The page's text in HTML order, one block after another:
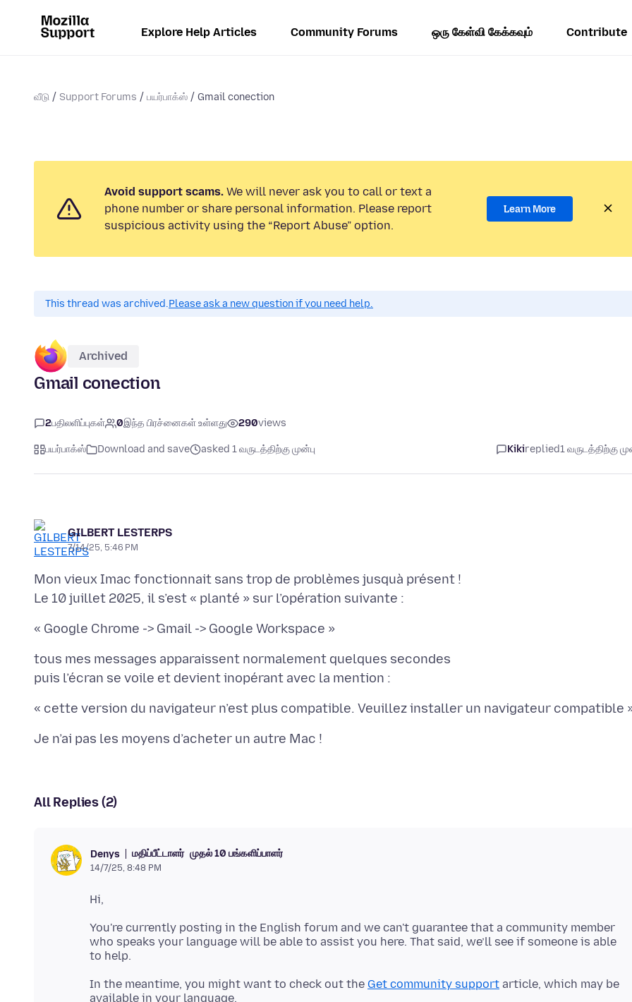
Explore Help Articles Community Forums ஒரு கேள்வி கேக்கவும் Contribute
வீடு Support Forums பயர்பாக்ஸ் Gmail conection
Avoid support scams. We will never ask you to call or text a
phone number or share personal information. Please report
suspicious activity using the “Report Abuse” option.
Learn More
This thread was archived.Please ask a new question if you need help.
Archived
Gmail conection
2பதிலளிப்புகள் 0இந்த பிரச்னைகள் உள்ளது 290views
பயர்பாக்ஸ் Download and save asked 1 வருடத்திற்கு முன்பு Kikireplied1 வருடத்திற்கு
GILBERT LESTERPS
7/14/25, 5:46 PM
Mon vieux Imac fonctionnait sans trop de problèmes jusquà présent !
tous mes messages apparaissent normalement quelques secondes
All Replies (2)
Denys மதிப்பீட்டாளர் முதல் 10 பங்களிப்பாளர்
14/7/25, 8:48 PM
You're currently posting in the English forum and we can't guarantee that a community member
who speaks your language will be able to assist you here. That said, we’ll see if someone is able
In the meantime, you might want to check out the Get community support article, which may be